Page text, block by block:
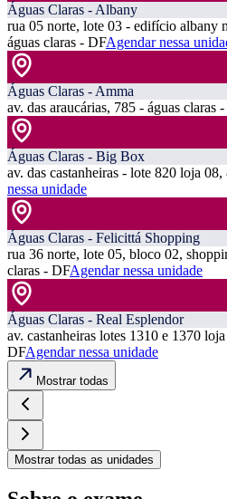
Águas Claras - Albany
rua 05 norte, lote 03 - edifício albany
águas claras - DFAgendar nessa
Águas Claras - Amma
av. das araucárias, 785 - águas claras
Águas Claras - Big Box
av. das castanheiras - lote 820 loja
nessa unidade
Águas Claras - Felicittá Shopping
rua 36 norte, lote 05, bloco 02,
claras - DFAgendar nessa unidade
Águas Claras - Real Esplendor
av. castanheiras lotes 1310 e 1370
DFAgendar nessa unidade
Mostrar todas
Mostrar todas as unidades